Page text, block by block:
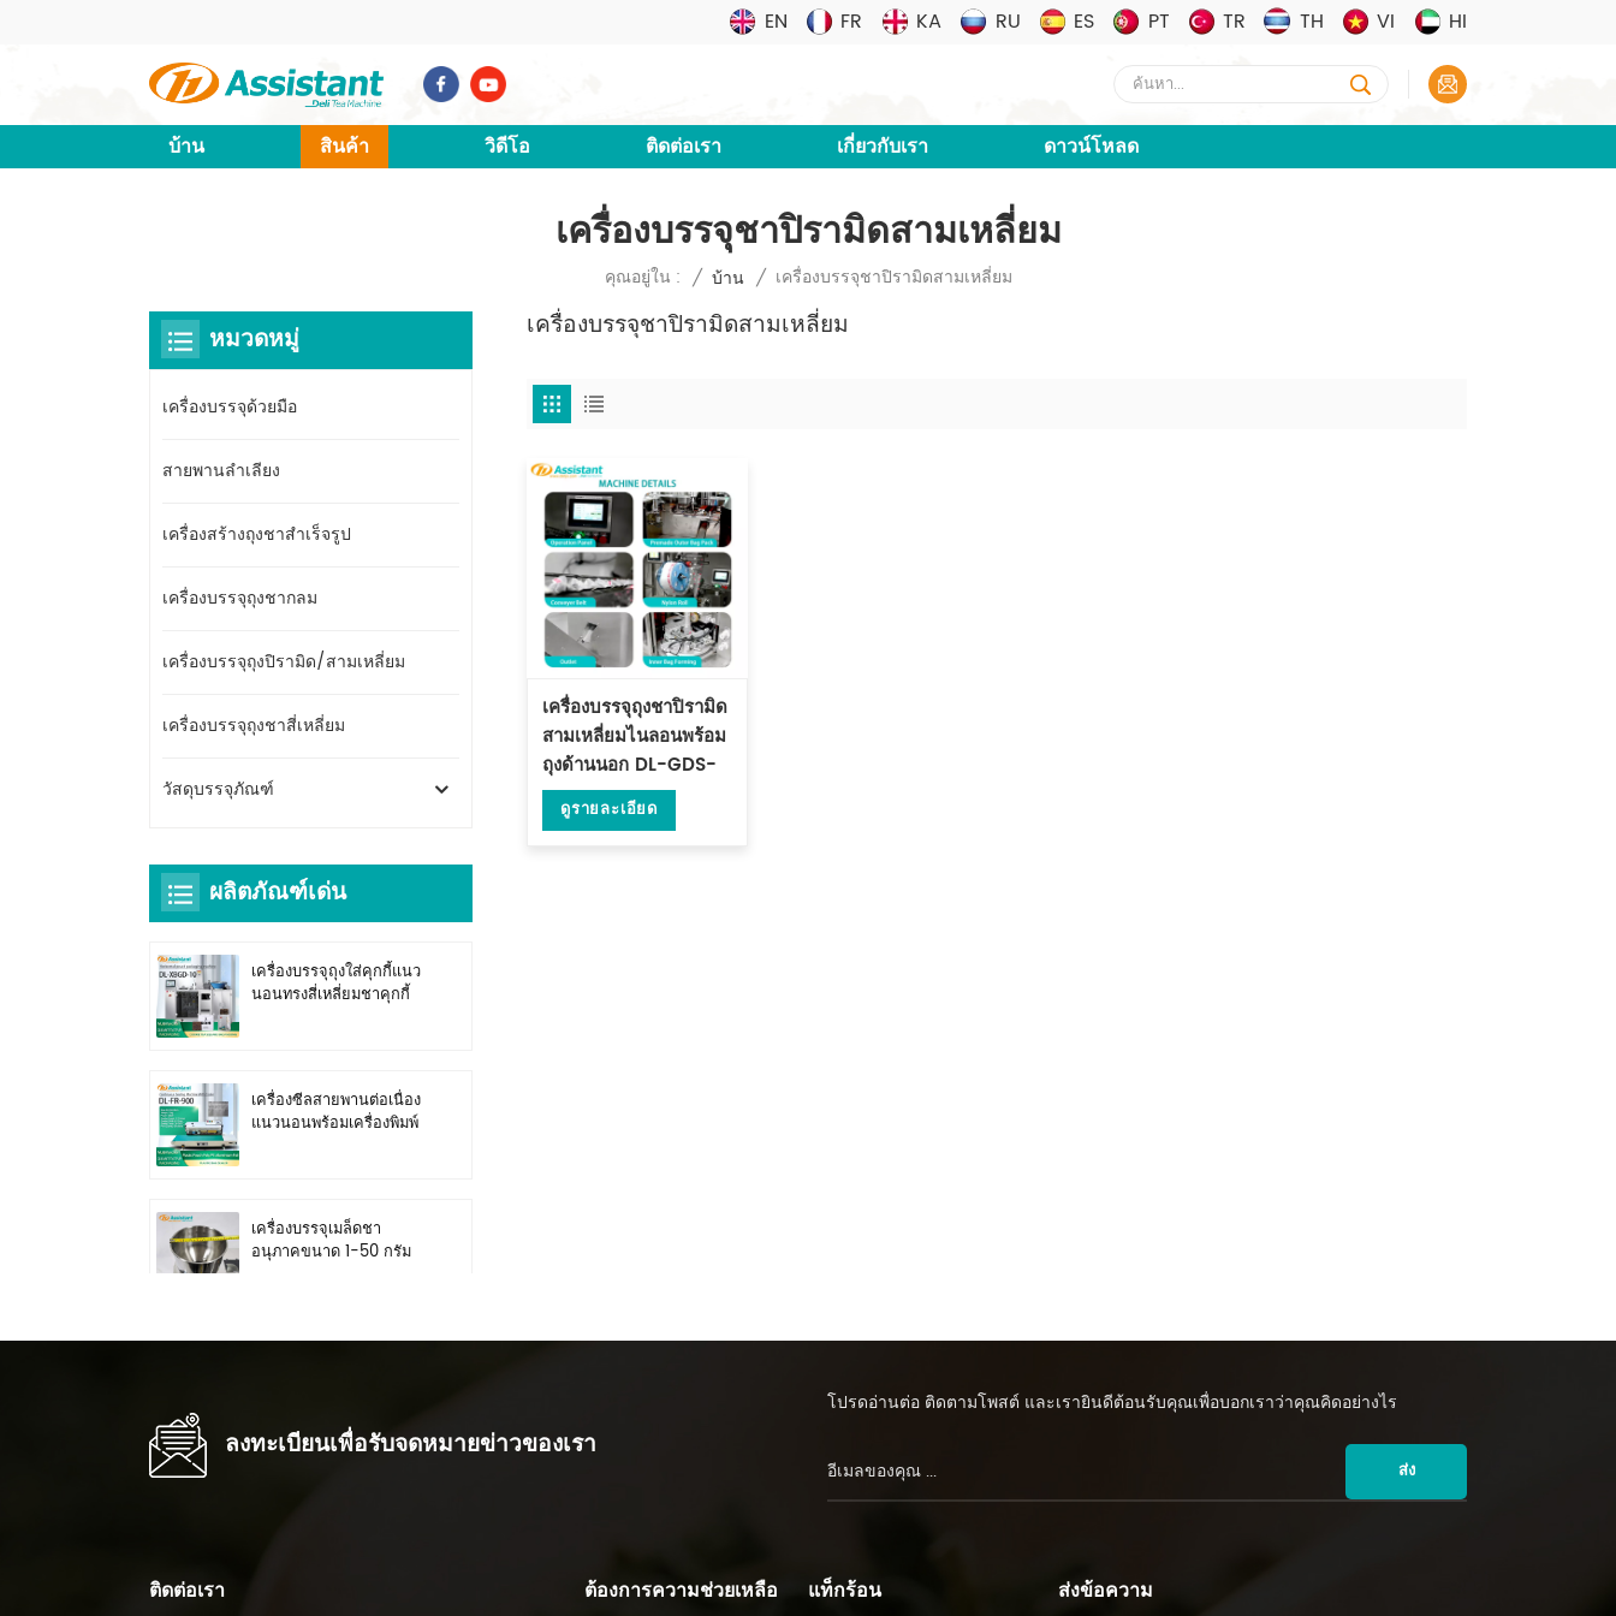
EN FR KA RU ES PT TR TH VI HI
บ้าน สินค้า วิดีโอ ติดต่อเรา เกี่ยวกับเรา ดาวน์โหลด
เครื่องบรรจุชาปิรามิดสามเหลี่ยม
คุณอยู่ใน : / บ้าน / เครื่องบรรจุชาปิรามิดสามเหลี่ยม
เครื่องบรรจุชาปิรามิดสามเหลี่ยม
เครื่องบรรจุถุงชาปิรามิด
สามเหลี่ยมไนลอนพร้อม
ถุงด้านนอก DL-GDS-
SJB
ดูรายละเอียด
หมวดหมู่
เครื่องบรรจุด้วยมือ
สายพานลำเลียง
เครื่องสร้างถุงชาสำเร็จรูป
เครื่องบรรจุถุงชากลม
เครื่องบรรจุถุงปิรามิด/สามเหลี่ยม
เครื่องบรรจุถุงชาสี่เหลี่ยม
วัสดุบรรจุภัณฑ์
ผลิตภัณฑ์เด่น
เครื่องบรรจุถุงใส่คุกกี้แนว
นอนทรงสี่เหลี่ยมชาคุกกี้
เครื่องซีลสายพานต่อเนื่อง
แนวนอนพร้อมเครื่องพิมพ์
เครื่องบรรจุเมล็ดชา
อนุภาคขนาด 1-50 กรัม
FZ-20
ลงทะเบียนเพื่อรับจดหมายข่าวของเรา
โปรดอ่านต่อ ติดตามโพสต์ และเรายินดีต้อนรับคุณเพื่อบอกเราว่าคุณคิดอย่างไร
ส่ง
ติดต่อเรา ต้องการความช่วยเหลือ แท็กร้อน ส่งข้อความ